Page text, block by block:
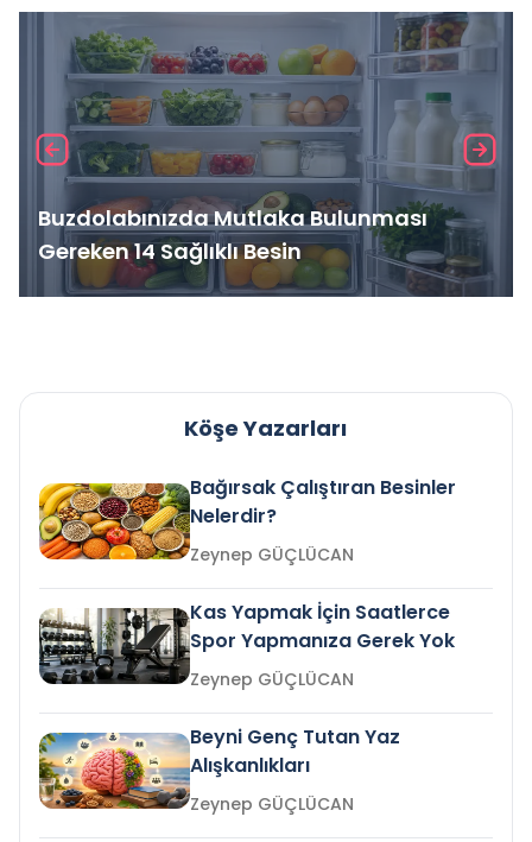
Buzdolabınızda Mutlaka Bulunması
Gereken 14 Sağlıklı Besin
Köşe Yazarları
Bağırsak Çalıştıran Besinler
Nelerdir?
Zeynep GÜÇLÜCAN
Kas Yapmak İçin Saatlerce
Spor Yapmanıza Gerek Yok
Zeynep GÜÇLÜCAN
Beyni Genç Tutan Yaz
Alışkanlıkları
Zeynep GÜÇLÜCAN